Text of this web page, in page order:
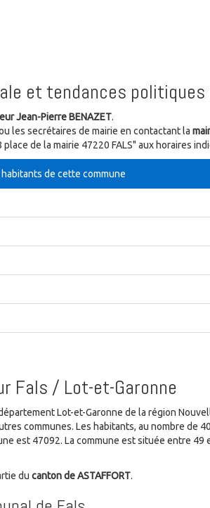
et tendances
Jean-Pierre BENAZET.
les secrétaires de mairie en contactant la
de la mairie 47220 FALS" aux horaires
de cette commune
Fals / Lot-et-Garonne
Lot-et-Garonne de la région
communes. Les habitants, au nombre de
est 47092. La commune est située entre
du canton de ASTAFFORT.